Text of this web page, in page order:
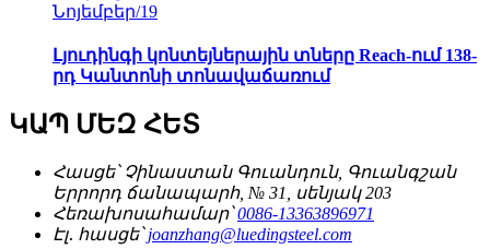
Նոյեմբեր/19
Լյուդինգի կոնտեյներային տները Reach-ում 138-
րդ Կանտոնի տոնավաճառում
ԿԱՊ ՄԵԶ ՀԵՏ
Հասցե՝ Չինաստան Գուանդուն, Գուանգշան
Երրորդ ճանապարհ, № 31, սենյակ 203
Հեռախոսահամար՝ 0086-13363896971
Էլ․ հասցե՝ joanzhang@luedingsteel.com